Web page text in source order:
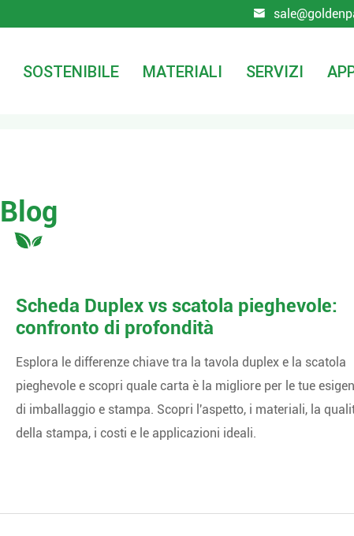

SOSTENIBILE MATERIALI SERVIZI
Blog
Scheda Duplex vs scatola pieghevole:
confronto di profondità
Esplora le differenze chiave tra la tavola duplex e la scatola
pieghevole e scopri quale carta è la migliore per le tue
di imballaggio e stampa. Scopri l'aspetto, i materiali, la
della stampa, i costi e le applicazioni ideali.